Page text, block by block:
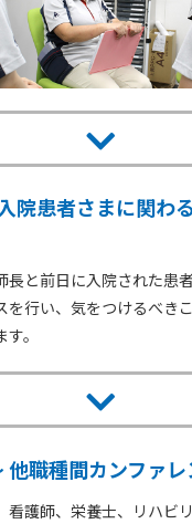
院患者さまに関わ
長と前日に入院された患
を行い、気をつけるべき
。
職種間カンファレ
看護師、栄養士、リハビ